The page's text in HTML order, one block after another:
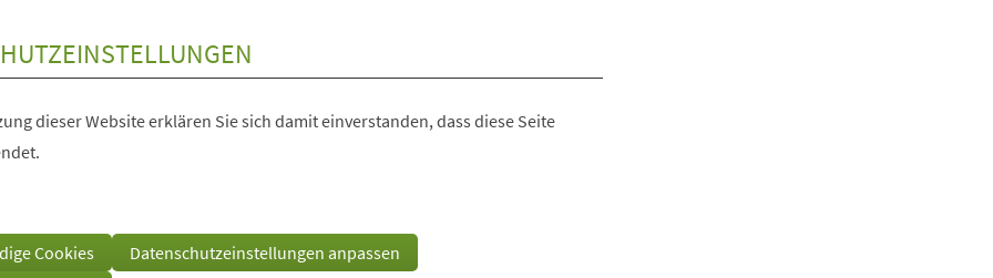
dieser Website erklären Sie sich damit einverstanden, dass diese Seite
Cookies
Datenschutzeinstellungen anpassen